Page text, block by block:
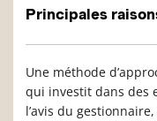
Principales
Une méthode
qui investit dans des
l’avis du